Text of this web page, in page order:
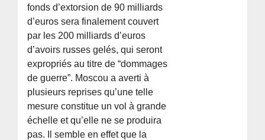
fonds d’extorsion de 90 milliards
d’euros sera finalement couvert
par les 200 milliards d’euros
d’avoirs russes gelés, qui seront
expropriés au titre de “dommages
de guerre”. Moscou a averti à
plusieurs reprises qu’une telle
mesure constitue un vol à grande
échelle et qu’elle ne se produira
pas. Il semble en effet que la